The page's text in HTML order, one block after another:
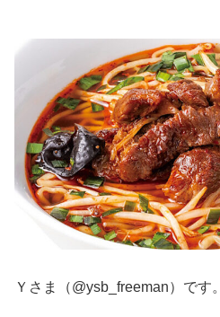
Ｙさま（@ysb_freeman）です。